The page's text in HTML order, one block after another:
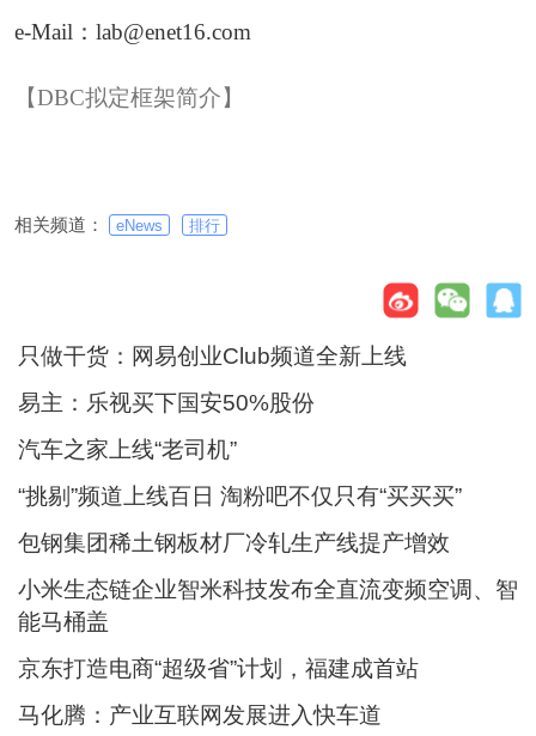
e-Mail：lab@enet16.com
【DBC拟定框架简介】
相关频道： eNews 排行
只做干货：网易创业Club频道全新上线
易主：乐视买下国安50%股份
汽车之家上线“老司机”
“挑剔”频道上线百日 淘粉吧不仅只有“买买买”
包钢集团稀土钢板材厂冷轧生产线提产增效
小米生态链企业智米科技发布全直流变频空调、智
能马桶盖
京东打造电商“超级省”计划，福建成首站
马化腾：产业互联网发展进入快车道